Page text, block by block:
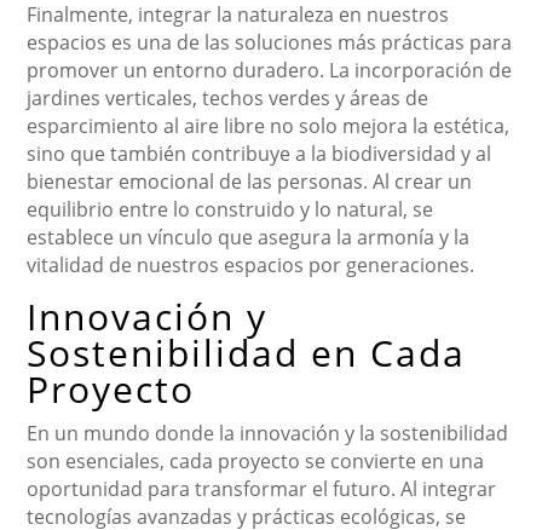
Finalmente, integrar la naturaleza en nuestros
espacios es una de las soluciones más prácticas para
promover un entorno duradero. La incorporación de
jardines verticales, techos verdes y áreas de
esparcimiento al aire libre no solo mejora la estética,
sino que también contribuye a la biodiversidad y al
bienestar emocional de las personas. Al crear un
equilibrio entre lo construido y lo natural, se
establece un vínculo que asegura la armonía y la
vitalidad de nuestros espacios por generaciones.
Innovación y
Sostenibilidad en Cada
Proyecto
En un mundo donde la innovación y la sostenibilidad
son esenciales, cada proyecto se convierte en una
oportunidad para transformar el futuro. Al integrar
tecnologías avanzadas y prácticas ecológicas, se